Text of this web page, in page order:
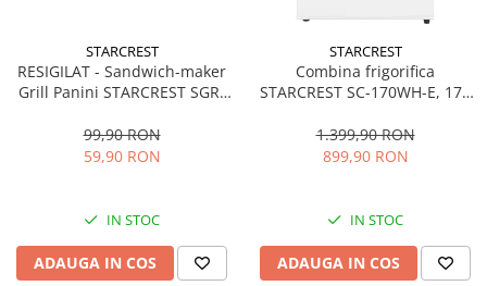
STARCREST
RESIGILAT - Sandwich-maker
Grill Panini STARCREST SGR-
nonaderente, Deschidere
180°, Suprafata de gatire 23 x
99,90 RON
59,90 RON
IN STOC
ADAUGA IN COS
STARCREST
Combina frigorifica
STARCREST SC-170WH-E, 170
Termostat reglabil, Iluminare
LED, Picioare ajustabile, Usi
1.399,90 RON
899,90 RON
IN STOC
ADAUGA IN COS